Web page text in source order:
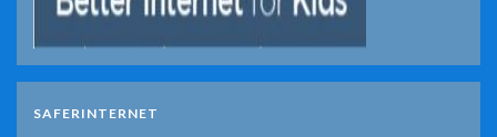
SAFERINTERNET